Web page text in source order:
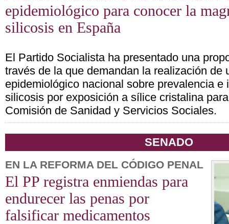
epidemiológico para conocer la
silicosis en España
El Partido Socialista ha presentado una
través de la que demandan la realización de
epidemiológico nacional sobre prevalencia e
silicosis por exposición a sílice cristalina
Comisión de Sanidad y Servicios Sociales.
SENADO
EN LA REFORMA DEL CÓDIGO PENAL
El PP registra enmiendas para
endurecer las penas por
falsificar medicamentos